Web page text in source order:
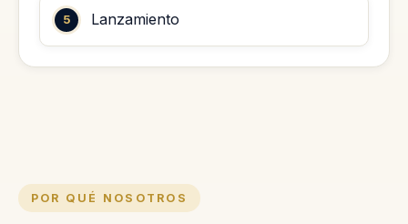
Lanzamiento
POR QUÉ NOSOTROS